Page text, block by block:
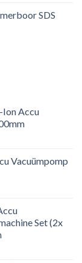
SDS
Accu
Vacuümpomp
Set (2x